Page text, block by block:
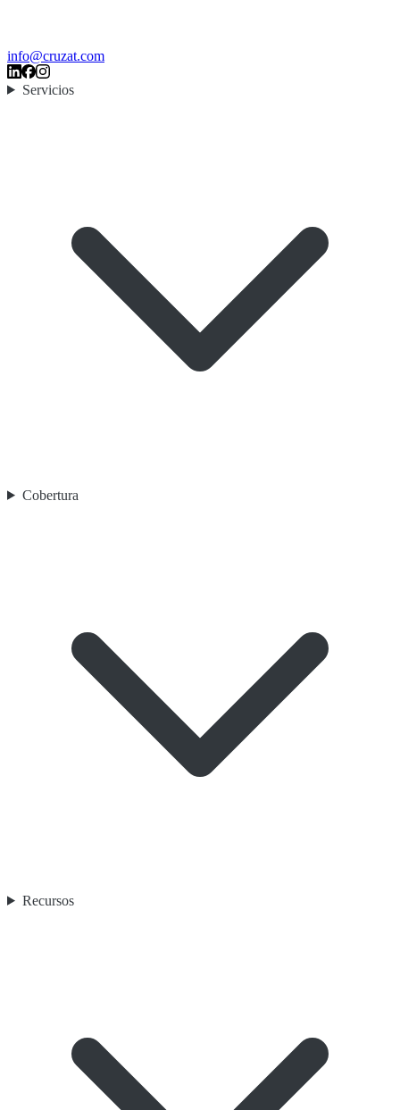
info@cruzat.com
Servicios
Cobertura
Recursos